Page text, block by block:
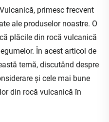
primesc frecvent
ale produselor noastre. O
plăcile din rocă vulcanică
În acest articol de
temă, discutând despre
și cele mai bune
din rocă vulcanică în